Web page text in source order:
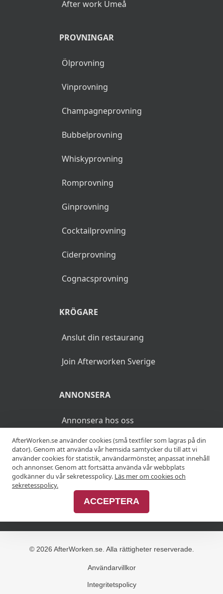
POPULÄRA SÖKNINGAR
After work Stockholm
After work Göteborg
PROVNINGAR
Ölprovning
Vinprovning
Champagneprovning
Bubbelprovning
Whiskyprovning
Romprovning
KRÖGARE
Anslut din restaurang
Annonsera hos oss
Advertise with us
AfterWorken.se använder cookies (små textfiler som lagras på din
dator). Genom att använda vår hemsida samtycker du till att vi
använder cookies för statistik, användarmönster, anpassat innehåll
och annonser. Genom att fortsätta använda vår webbplats
godkänner du vår sekretesspolicy. Läs mer om cookies och
sekretesspolicy.
ACCEPTERA